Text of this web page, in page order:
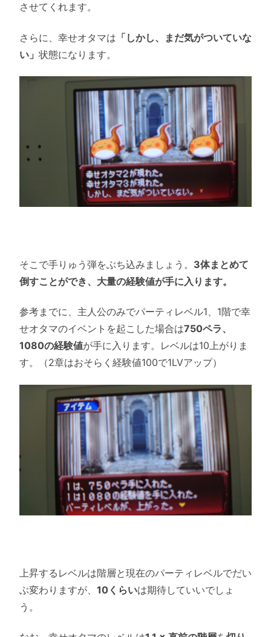
させてくれます。
さらに、幸せオタマは 「しかし、まだ気がついていな
い」 状態になります。
そこで手りゅう弾をぶち込みましょう。 3体まとめて
倒すことができ、大量の経験値が手に入ります。
参考までに、主人公のみでパーティレベル1、1階で幸
せオタマのイベントを起こした場合は750ペラ、
1080の経験値が手に入ります。レベルは10上がりま
す。（2章はおそらく経験値100で1LVアップ）
上昇するレベルは階層と現在のパーティレベルでだい
ぶ変わりますが、 10くらいは期待していいでしょ
う。